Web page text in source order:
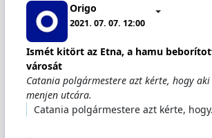
Origo
2021. 07. 07. 12:00
Ismét kitört az Etna, a hamu
városát
Catania polgármestere azt kérte, hogy
menjen utcára.
Catania polgármestere azt kérte,